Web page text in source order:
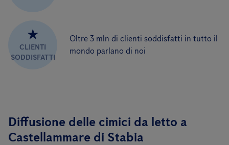
★
CLIENTI
SODDISFATTI
Oltre 3 mln di clienti soddisfatti in tutto il
mondo parlano di noi
Diffusione delle cimici da letto a
Castellammare di Stabia